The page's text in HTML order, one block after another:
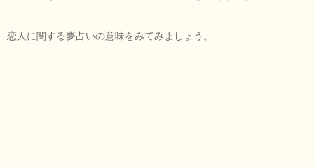
恋人に関する夢占いの意味をみてみましょう。